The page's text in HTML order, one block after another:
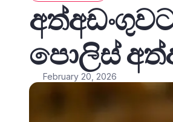
පොලිස්
February 20, 2026